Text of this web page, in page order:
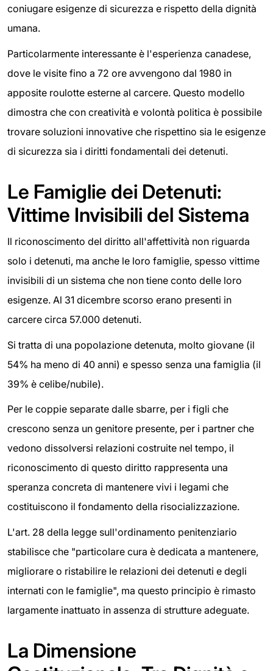
coniugare esigenze di sicurezza e rispetto della dignità
umana.
Particolarmente interessante è l'esperienza canadese,
dove le visite fino a 72 ore avvengono dal 1980 in
apposite roulotte esterne al carcere. Questo modello
dimostra che con creatività e volontà politica è possibile
trovare soluzioni innovative che rispettino sia le esigenze
di sicurezza sia i diritti fondamentali dei detenuti.
Le Famiglie dei Detenuti:
Vittime Invisibili del Sistema
Il riconoscimento del diritto all'affettività non riguarda
solo i detenuti, ma anche le loro famiglie, spesso vittime
invisibili di un sistema che non tiene conto delle loro
esigenze. Al 31 dicembre scorso erano presenti in
carcere circa 57.000 detenuti.
Si tratta di una popolazione detenuta, molto giovane (il
54% ha meno di 40 anni) e spesso senza una famiglia (il
39% è celibe/nubile).
Per le coppie separate dalle sbarre, per i figli che
crescono senza un genitore presente, per i partner che
vedono dissolversi relazioni costruite nel tempo, il
riconoscimento di questo diritto rappresenta una
speranza concreta di mantenere vivi i legami che
costituiscono il fondamento della risocializzazione.
L'art. 28 della legge sull'ordinamento penitenziario
stabilisce che "particolare cura è dedicata a mantenere,
migliorare o ristabilire le relazioni dei detenuti e degli
internati con le famiglie", ma questo principio è rimasto
largamente inattuato in assenza di strutture adeguate.
La Dimensione